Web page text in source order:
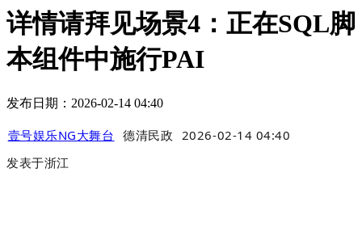
详情请拜见场景4：正在SQL脚
本组件中施行PAI
发布日期：2026-02-14 04:40
壹号娱乐NG大舞台 德清民政 2026-02-14 04:40
发表于浙江